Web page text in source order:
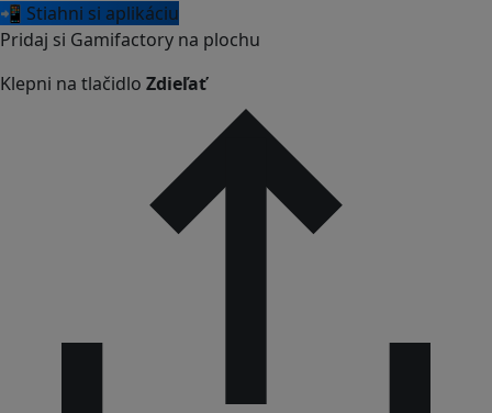
📲 Stiahni si aplikáciu
Pridaj si Gamifactory na plochu
Klepni na tlačidlo Zdieľať